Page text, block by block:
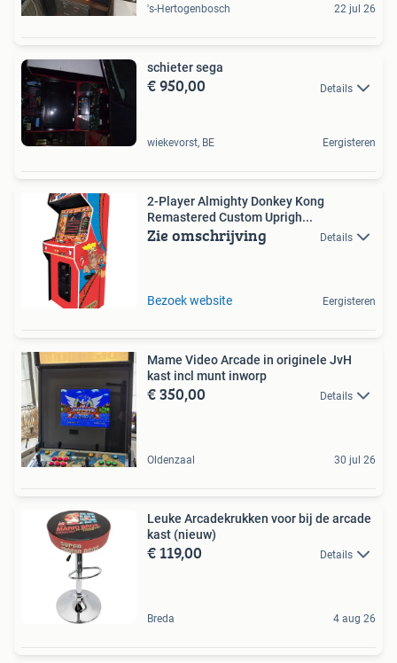
's-Hertogenbosch 22 jul 26
schieter sega
€ 950,00 Details
wiekevorst, BE Eergisteren
2-Player Almighty Donkey Kong
Remastered Custom Uprigh...
Zie omschrijving Details
Bezoek website Eergisteren
Mame Video Arcade in originele JvH
kast incl munt inworp
€ 350,00 Details
Oldenzaal 30 jul 26
Leuke Arcadekrukken voor bij de arcade
kast (nieuw)
€ 119,00 Details
Breda 4 aug 26